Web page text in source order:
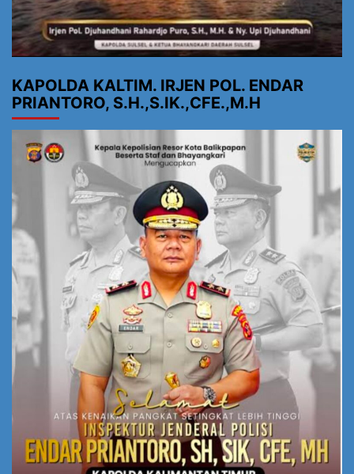
KAPOLDA KALTIM. IRJEN POL. ENDAR
PRIANTORO, S.H.,S.IK.,CFE.,M.H